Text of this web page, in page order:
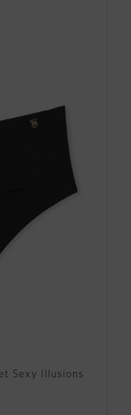
Sexy Illusions